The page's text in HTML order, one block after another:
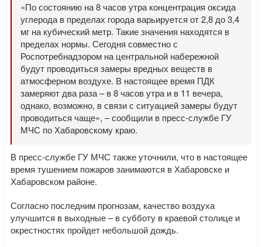
«По состоянию на 8 часов утра концентрация оксида
углерода в пределах города варьируется от 2,8 до 3,4
мг на кубический метр. Такие значения находятся в
пределах нормы. Сегодня совместно с
Роспотребнадзором на центральной набережной
будут проводиться замеры вредных веществ в
атмосферном воздухе. В настоящее время ПДК
замеряют два раза – в 8 часов утра и в 11 вечера,
однако, возможно, в связи с ситуацией замеры будут
проводиться чаще», – сообщили в пресс-службе ГУ
МЧС по Хабаровскому краю.
В пресс-службе ГУ МЧС также уточнили, что в настоящее
время тушением пожаров занимаются в Хабаровске и
Хабаровском районе.
Согласно последним прогнозам, качество воздуха
улучшится в выходные – в субботу в краевой столице и
окрестностях пройдет небольшой дождь.